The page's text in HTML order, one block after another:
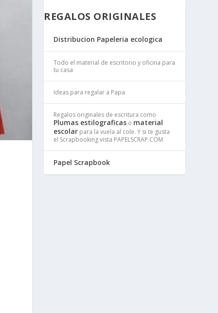
REGALOS ORIGINALES
Distribucion Papeleria ecologica
Todo el material de escritorio y oficina para
tu casa
Ideas para regalar a Papa
Regalos originales de escritura como
Plumas estilograficas o material
escolar para la vuela al cole. Y si te gusta
el Scrapbooking vista PAPELSCRAP.COM
Papel Scrapbook